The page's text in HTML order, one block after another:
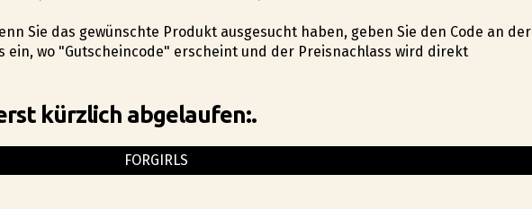
Sie das gewünschte Produkt ausgesucht haben, geben Sie den Code an der
ein, wo "Gutscheincode" erscheint und der Preisnachlass wird direkt
kürzlich abgelaufen:.
FORGIRLS